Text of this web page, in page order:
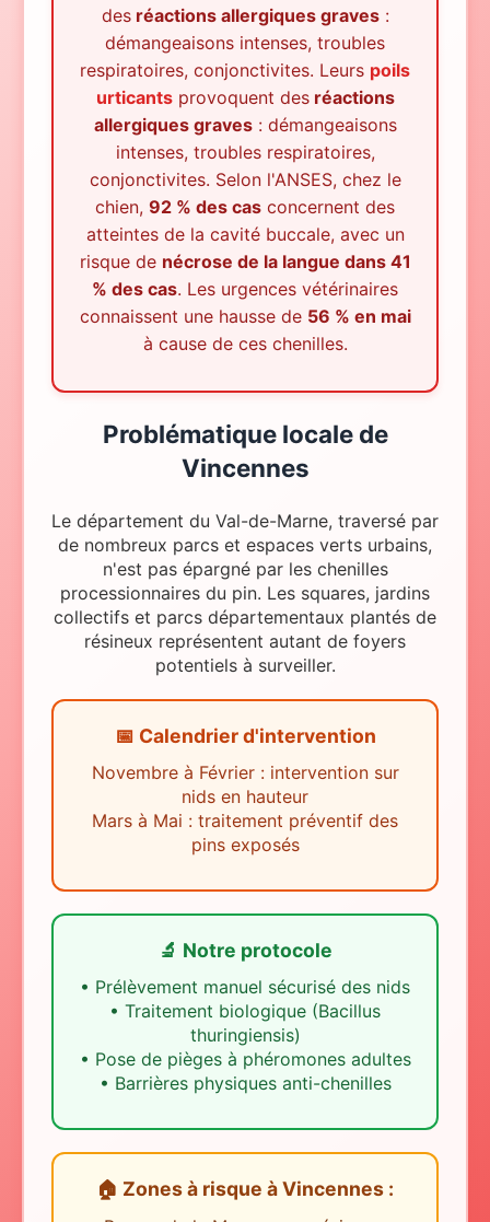
desréactions allergiques graves :
démangeaisons intenses, troubles
respiratoires, conjonctivites. Leurs poils
urticants provoquent desréactions
allergiques graves : démangeaisons
intenses, troubles respiratoires,
conjonctivites. Selon l'ANSES, chez le
chien, 92 % des cas concernent des
atteintes de la cavité buccale, avec un
risque de nécrose de la langue dans 41
% des cas. Les urgences vétérinaires
connaissent une hausse de 56 % en mai
à cause de ces chenilles.
Problématique locale de
Vincennes
Le département du Val-de-Marne, traversé par
de nombreux parcs et espaces verts urbains,
n'est pas épargné par les chenilles
processionnaires du pin. Les squares, jardins
collectifs et parcs départementaux plantés de
résineux représentent autant de foyers
potentiels à surveiller.
📅 Calendrier d'intervention
Novembre à Février : intervention sur
nids en hauteur
Mars à Mai : traitement préventif des
pins exposés
🔬 Notre protocole
• Prélèvement manuel sécurisé des nids
• Traitement biologique (Bacillus
thuringiensis)
• Pose de pièges à phéromones adultes
• Barrières physiques anti-chenilles
🏠 Zones à risque àVincennes :